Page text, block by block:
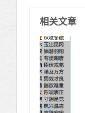
相关文章